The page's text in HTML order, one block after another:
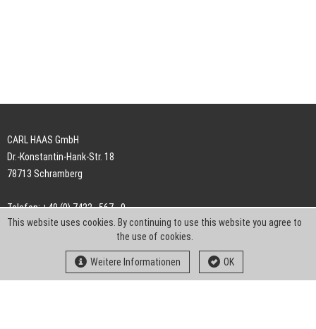
CARL HAAS GmbH
Dr.-Konstantin-Hank-Str. 18
78713 Schramberg
Telefon: +49 (0) 7422 . 567 - 0
Telefax: +49 (0) 7422 . 567 - 239
info-ch@kern-liebers.com
This website uses cookies. By continuing to use this website you agree to
the use of cookies.
Weitere Informationen OK